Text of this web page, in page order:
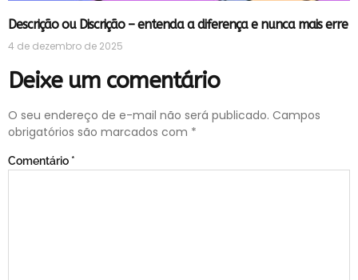
Descrição ou Discrição – entenda a diferença e nunca mais erre
4 de dezembro de 2025
Deixe um comentário
O seu endereço de e-mail não será publicado. Campos
obrigatórios são marcados com *
Comentário *